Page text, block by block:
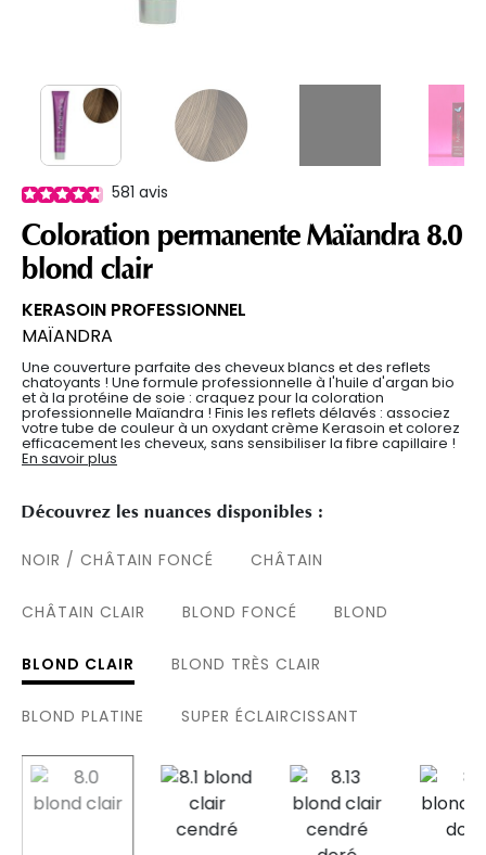
581 avis
Coloration permanente Maïandra 8.0
blond clair
KERASOIN PROFESSIONNEL
MAÏANDRA
Une couverture parfaite des cheveux blancs et des reflets
chatoyants ! Une formule professionnelle à l'huile d'argan bio
et à la protéine de soie : craquez pour la coloration
professionnelle Maïandra ! Finis les reflets délavés : associez
votre tube de couleur à un oxydant crème Kerasoin et colorez
efficacement les cheveux, sans sensibiliser la fibre capillaire !
En savoir plus
Découvrez les nuances disponibles :
NOIR / CHÂTAIN FONCÉ CHÂTAIN
CHÂTAIN CLAIR BLOND FONCÉ BLOND
BLOND CLAIR BLOND TRÈS CLAIR
BLOND PLATINE SUPER ÉCLAIRCISSANT